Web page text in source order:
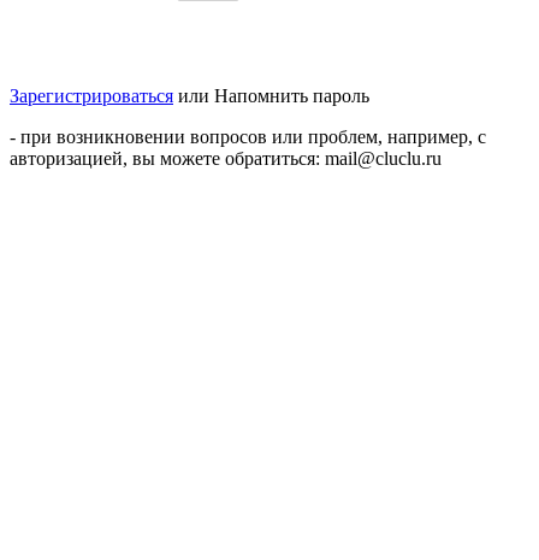
Зарегистрироваться или Напомнить пароль
- при возникновении вопросов или проблем, например, с
авторизацией, вы можете обратиться: mail@cluclu.ru